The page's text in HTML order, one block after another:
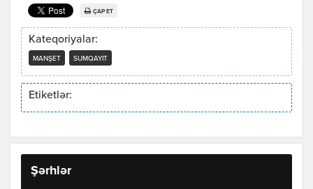
ÇAP ET
Kateqoriyalar:
MANŞET SUMQAYIT
Etiketlər:
Şərhlər